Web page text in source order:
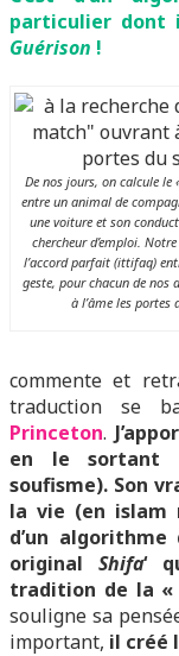
particulier dont
Guérison !
De nos jours, on calcule le
entre un animal de
une voiture et son
chercheur d’emploi.
l’accord parfait (ittifaq)
geste, pour chacun de nos
à l’âme les portes
commente et
traduction se
Princeton.
en le sortant
soufisme). Son
la vie (en islam
d’un algorithme
original Shifa‘
tradition de la «
souligne sa
important, il créé